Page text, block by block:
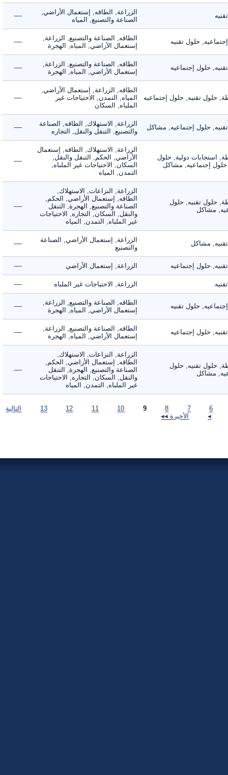
الزراعة, الطاقه, إستعمال الأراضي,
الصناعة والتصنيع, المياه
----
حلول تقنيه
الطاقه, الصناعة والتصنيع, الزراعة,
إستعمال الأراضي, المياه, الهجرة
----
حلول إجتماعيه
الطاقه, الصناعة والتصنيع, الزراعة,
إستعمال الأراضي, المياه, الهجرة
----
حلول تقنيه, حلول إجتماعيه
الطاقه, الزراعة, إستعمال الأراضي,
المياه, التمدن, الاحتياجات غير
الملباه, السكان
----
حلول إجتماعيه, مشاكل
الزراعة, الاستهلاك, الطاقه, الصناعة
والتصنيع, التنقل والنقل, التجاره
----
استجابات دولية, حلول
إجتماعيه, مشاكل
الزراعة, الاستهلاك, الطاقه, إستعمال
الأراضي, الحكم, التنقل والنقل,
السكان, الاحتياجات غير الملباه,
التمدن, المياه
----
حلول تقنيه, حلول
مشاكل
الزراعة, النزاعات, الاستهلاك,
الطاقه, إستعمال الأراضي, الحكم,
الصناعة والتصنيع, الهجرة, التنقل
والنقل, السكان, التجاره, الاحتياجات
غير الملباه, التمدن, المياه
----
مشاكل
الزراعة, إستعمال الأراضي, الصناعة
والتصنيع
----
حلول إجتماعيه الزراعة, إستعمال الأراضي ----
الزراعة, الاحتياجات غير الملباه ----
حلول تقنيه
الطاقه, الصناعة والتصنيع, الزراعة,
إستعمال الأراضي, المياه, الهجرة
----
حلول إجتماعيه
الطاقه, الصناعة والتصنيع, الزراعة,
إستعمال الأراضي, المياه, الهجرة
----
حلول تقنيه, حلول
مشاكل
الزراعة, النزاعات, الاستهلاك,
الطاقه, إستعمال الأراضي, الحكم,
الصناعة والتصنيع, الهجرة, التنقل
والنقل, السكان, التجاره, الاحتياجات
غير الملباه, التمدن, المياه
----
التالية
الأخيرة ◂◂